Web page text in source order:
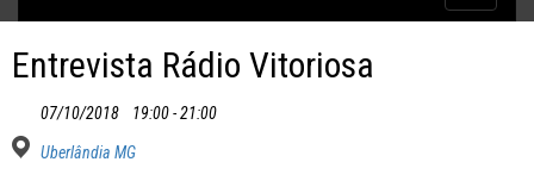
Entrevista Rádio Vitoriosa
07/10/2018 19:00 - 21:00
Uberlândia MG